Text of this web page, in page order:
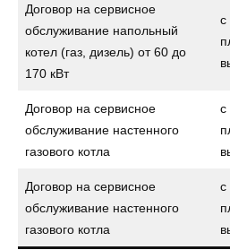
Договор на сервисное
обслуживание напольный
котел (газ, дизель) от 60 до
170 кВт
с
Договор на сервисное
обслуживание настенного
газового котла
с
Договор на сервисное
обслуживание настенного
газового котла
с